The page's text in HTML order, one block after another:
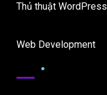
Thủ thuật WordPress
Web Development